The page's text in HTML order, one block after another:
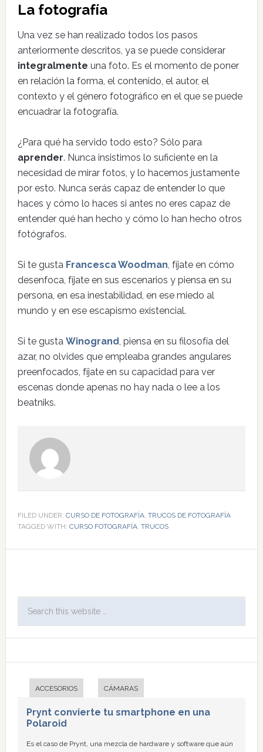
La fotografía
Una vez se han realizado todos los pasos
anteriormente descritos, ya se puede considerar
integralmente una foto. Es el momento de poner
en relación la forma, el contenido, el autor, el
contexto y el género fotográfico en el que se puede
encuadrar la fotografía.
¿Para qué ha servido todo esto? Sólo para
aprender. Nunca insistimos lo suficiente en la
necesidad de mirar fotos, y lo hacemos justamente
por esto. Nunca serás capaz de entender lo que
haces y cómo lo haces si antes no eres capaz de
entender qué han hecho y cómo lo han hecho otros
fotógrafos.
Si te gusta Francesca Woodman, fíjate en cómo
desenfoca, fíjate en sus escenarios y piensa en su
persona, en esa inestabilidad, en ese miedo al
mundo y en ese escapismo existencial.
Si te gusta Winogrand, piensa en su filosofía del
azar, no olvides que empleaba grandes angulares
preenfocados, fíjate en su capacidad para ver
escenas donde apenas no hay nada o lee a los
beatniks.
FILED UNDER: CURSO DE FOTOGRAFÍA, TRUCOS DE FOTOGRAFÍA
TAGGED WITH: CURSO FOTOGRAFÍA, TRUCOS
ACCESORIOS CÁMARAS
Prynt convierte tu smartphone en una
Polaroid
Es el caso de Prynt, una mezcla de hardware y software que aún